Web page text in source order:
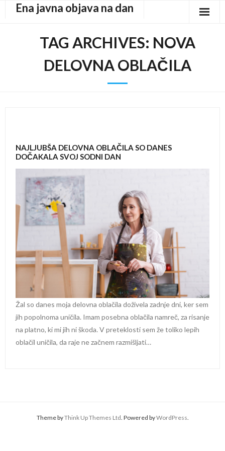
Ena javna objava na dan
TAG ARCHIVES: NOVA
DELOVNA OBLAČILA
NAJLJUBŠA DELOVNA OBLAČILA SO DANES
DOČAKALA SVOJ SODNI DAN
Žal so danes moja delovna oblačila doživela zadnje dni, ker sem
jih popolnoma uničila. Imam posebna oblačila namreč, za risanje
na platno, ki mi jih ni škoda. V preteklosti sem že toliko lepih
oblačil uničila, da raje ne začnem razmišljati…
Theme byThink Up Themes Ltd. Powered byWordPress.